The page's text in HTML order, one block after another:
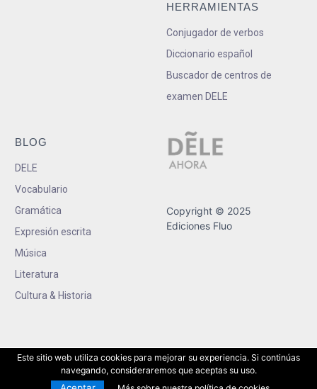
HERRAMIENTAS
Conjugador de verbos
Diccionario español
Buscador de centros de
examen DELE
BLOG
DELE
Vocabulario
Gramática
Expresión escrita
Música
Literatura
Cultura & Historia
Copyright © 2025
Ediciones Fluo
Este sitio web utiliza cookies para mejorar su experiencia. Si continúas
navegando, consideraremos que aceptas su uso.